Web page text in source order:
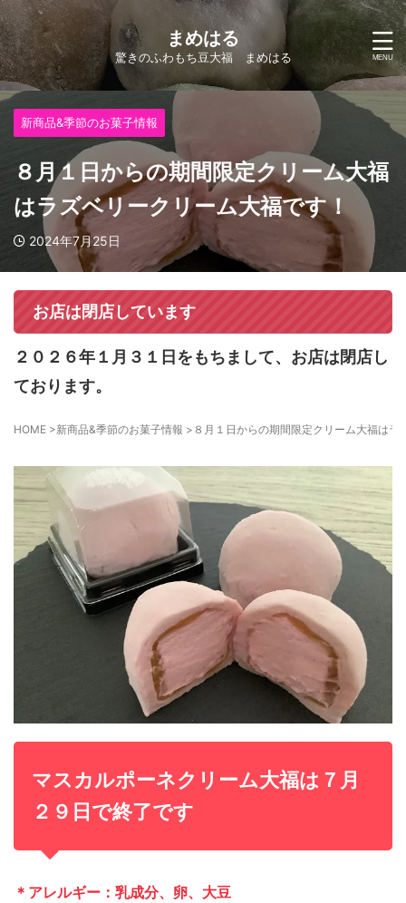
まめはる
驚きのふわもち豆大福 まめはる
新商品&季節のお菓子情報
８月１日からの期間限定クリーム大福
はラズベリークリーム大福です！
2024年7月25日
お店は閉店しています
２０２６年１月３１日をもちまして、お店は閉店し
ております。
HOME >新商品&季節のお菓子情報 > ８月１日からの期間限定クリーム大福は
マスカルポーネクリーム大福は７月
２９日で終了です
＊アレルギー：乳成分、卵、大豆